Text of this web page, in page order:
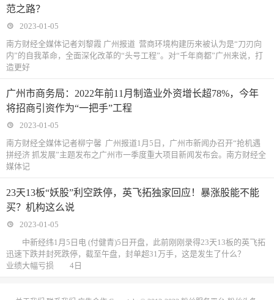
范之路？
2023-01-05
南方财经全媒体记者刘黎霞 广州报道 营商环境构建历来被认为是“刀刃向
内”的自我革命，全面深化改革的“头号工程”。对“千年商都”广州来说，打
造更好
广州市商务局：2022年前11月制造业外资增长超78%，今年
将招商引资作为“一把手”工程
2023-01-05
南方财经全媒体记者柳宁馨 广州报道1月5日，广州市新闻办召开“抢机遇
拼经济 抓发展”主题发布之广州市一季度重大项目新闻发布会。南方财经全
媒体记
23天13板“妖股”利空跌停，英飞拓独家回应！暴涨股能不能
买？机构这么说
2023-01-05
中新经纬1月5日电 (付健青)5日开盘，此前刚刚录得23天13板的英飞拓
迅速下跌并封死跌停，截至午盘，封单超31万手，这是发生了什么？
业绩大幅亏损 4日